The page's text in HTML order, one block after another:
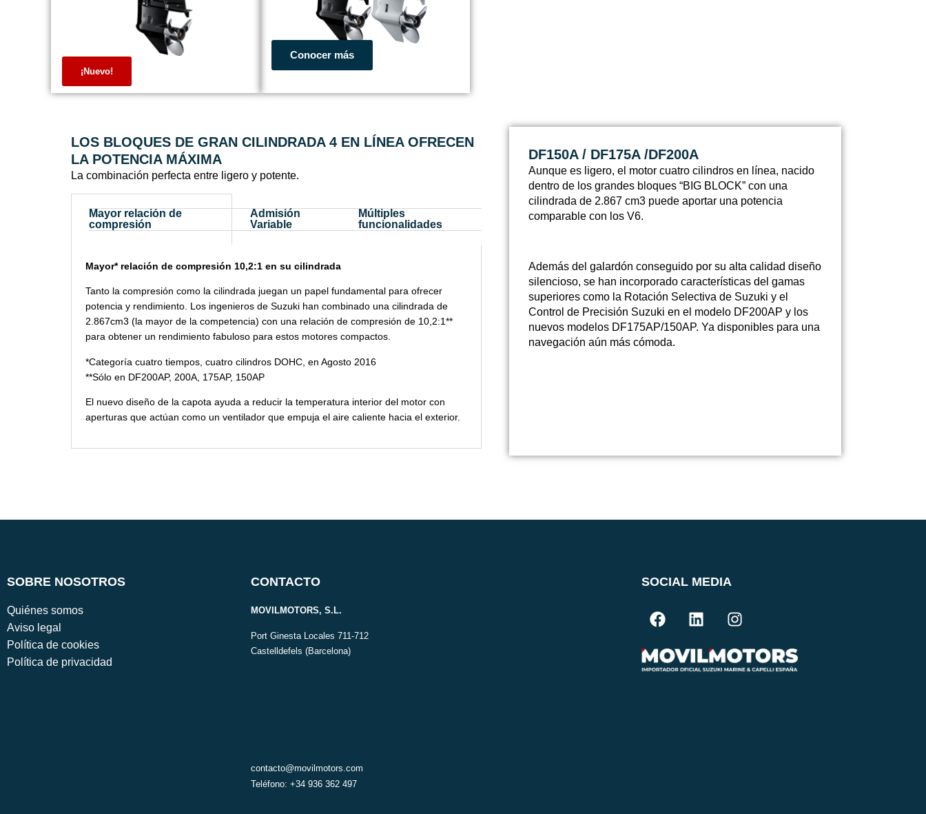
¡Nuevo!
Conocer más
LOS BLOQUES DE GRAN CILINDRADA 4 EN LÍNEA OFRECEN
LA POTENCIA MÁXIMA
La combinación perfecta entre ligero y potente.
Mayor relación de
compresión
Admisión
Variable
Múltiples
funcionalidades
Mayor* relación de compresión 10,2:1 en su cilindrada
Tanto la compresión como la cilindrada juegan un papel fundamental para ofrecer
potencia y rendimiento. Los ingenieros de Suzuki han combinado una cilindrada de
2.867cm3 (la mayor de la competencia) con una relación de compresión de 10,2:1**
para obtener un rendimiento fabuloso para estos motores compactos.
*Categoría cuatro tiempos, cuatro cilindros DOHC, en Agosto 2016
**Sólo en DF200AP, 200A, 175AP, 150AP
El nuevo diseño de la capota ayuda a reducir la temperatura interior del motor con
aperturas que actúan como un ventilador que empuja el aire caliente hacia el exterior.
DF150A / DF175A /DF200A
Aunque es ligero, el motor cuatro cilindros en línea, nacido
dentro de los grandes bloques “BIG BLOCK” con una
cilindrada de 2.867 cm3 puede aportar una potencia
comparable con los V6.
Además del galardón conseguido por su alta calidad diseño
silencioso, se han incorporado características del gamas
superiores como la Rotación Selectiva de Suzuki y el
Control de Precisión Suzuki en el modelo DF200AP y los
nuevos modelos DF175AP/150AP. Ya disponibles para una
navegación aún más cómoda.
SOBRE NOSOTROS
Quiénes somos
Aviso legal
Política de cookies
Política de privacidad
CONTACTO
MOVILMOTORS, S.L.
Port Ginesta Locales 711-712
Castelldefels (Barcelona)
contacto@movilmotors.com
Teléfono: +34 936 362 497
SOCIAL MEDIA